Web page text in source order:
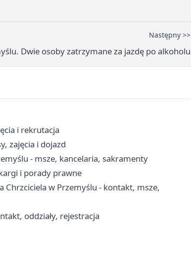
Następny >>
Dwie osoby zatrzymane za jazdę po alkoholu
i rekrutacja
zajęcia i dojazd
- msze, kancelaria, sakramenty
i porady prawne
Chrzciciela w Przemyślu - kontakt, msze,
oddziały, rejestracja